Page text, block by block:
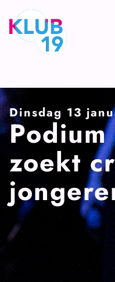
Ga
naar
inhoud
Dinsdag 13
zoekt